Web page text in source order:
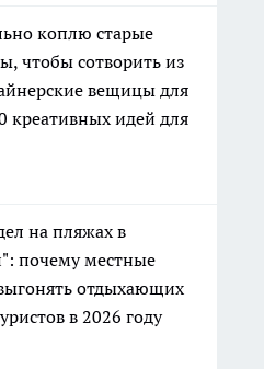
коплю старые
чтобы сотворить из
вещицы для
креативных идей для
на пляжах в
почему местные
отдыхающих
в 2026 году